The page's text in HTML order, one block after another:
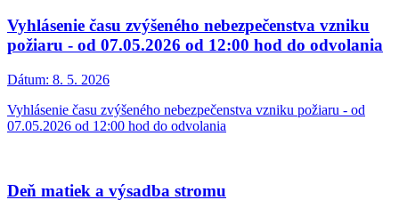
Vyhlásenie času zvýšeného nebezpečenstva vzniku
požiaru - od 07.05.2026 od 12:00 hod do odvolania
Dátum: 8. 5. 2026
Vyhlásenie času zvýšeného nebezpečenstva vzniku požiaru - od
07.05.2026 od 12:00 hod do odvolania
Deň matiek a výsadba stromu